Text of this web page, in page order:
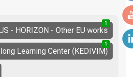
- HORIZON - Other EU works
112
Learning Center (KEDIVIM)
112